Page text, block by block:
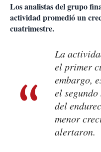
Los analistas del grupo
actividad promedió un
cuatrimestre.
La
el primer
embargo,
el segundo
del
menor
alertaron.